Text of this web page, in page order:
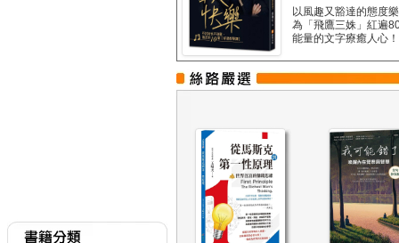
以風趣又豁達的態度
為「飛鷹三姝」紅遍
能量的文字療癒人心